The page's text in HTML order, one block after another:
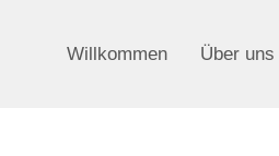
Willkommen Über uns